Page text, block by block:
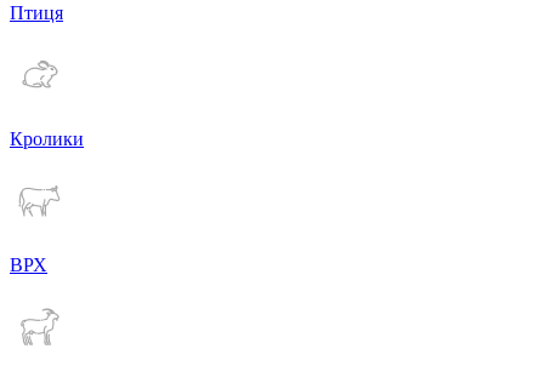
Птиця
Кролики
ВРХ